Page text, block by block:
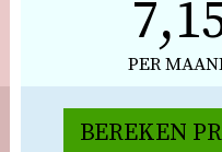
PER
BEREKEN